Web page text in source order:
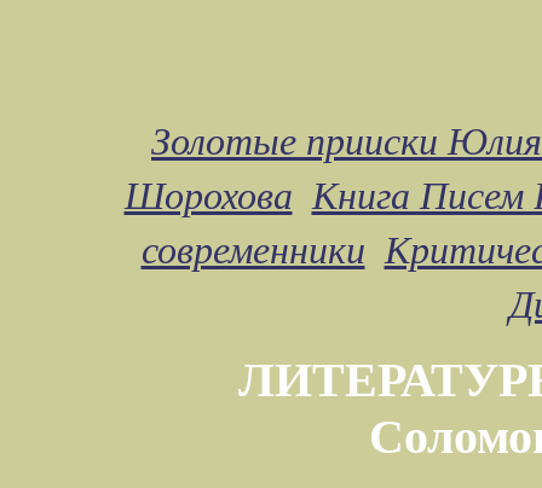
Золотые прииски
Шорохова Книга Писем
современники